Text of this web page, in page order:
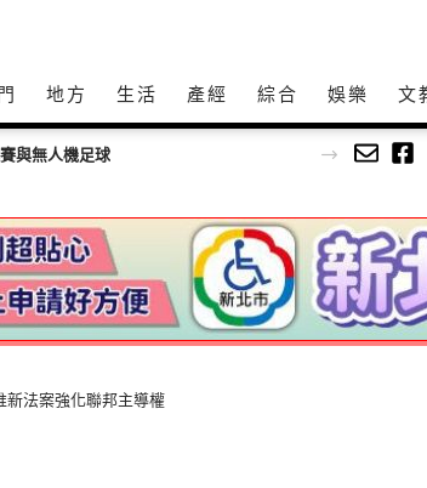
地方 生活 產經 綜合 娛樂 文
新法案強化聯邦主導權